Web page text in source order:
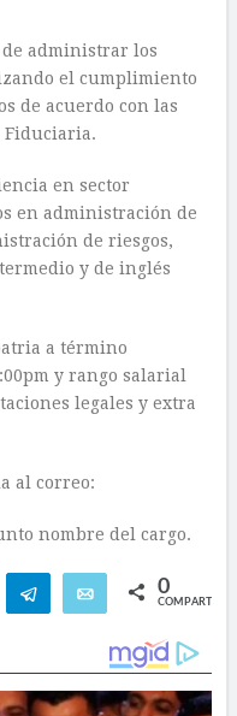
administrar los
el cumplimiento
de acuerdo con las
Fiduciaria.
en sector
en administración de
de riesgos,
y de inglés
a término
y rango salarial
legales y extra
al correo:
nombre del cargo.
Telegram Email 0
COMPARTIR